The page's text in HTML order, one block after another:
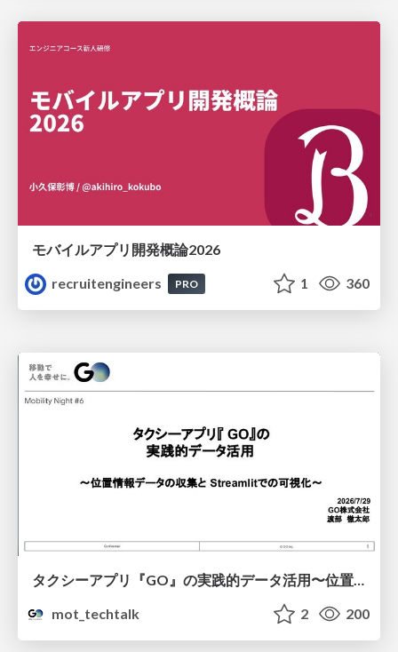
モバイルアプリ開発概論2026
recruitengineers
PRO 1 360
タクシーアプリ『GO』の実践的データ活用〜位置情報データの収集とStreamlitでの可視化〜
mot_techtalk
2 200